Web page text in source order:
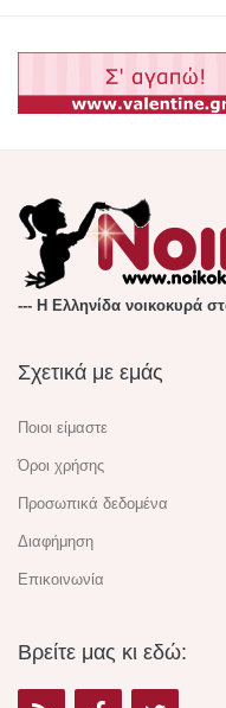
--- Η Ελληνίδα νοικοκυρά
Σχετικά με εμάς
Ποιοι είμαστε
Όροι χρήσης
Προσωπικά δεδομένα
Διαφήμηση
Επικοινωνία
Βρείτε μας κι εδώ: